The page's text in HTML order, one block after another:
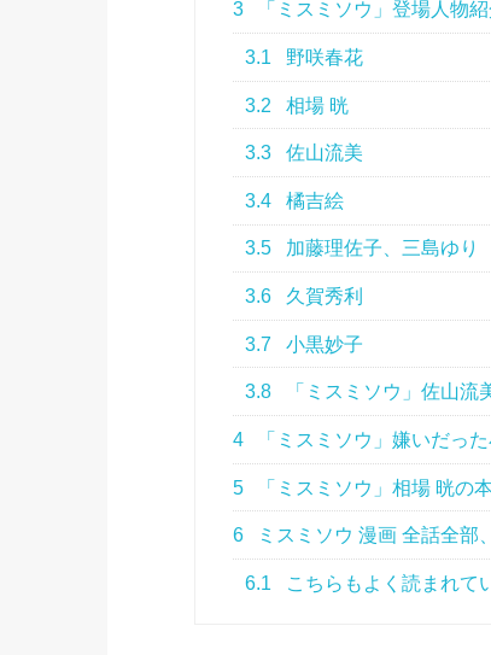
3 「ミスミソウ」登場人物
3.1 野咲春花
3.2 相場 晄
3.3 佐山流美
3.4 橘吉絵
3.5 加藤理佐子、三島ゆり
3.6 久賀秀利
3.7 小黒妙子
3.8 「ミスミソウ」佐山流
4 「ミスミソウ」嫌いだっ
5 「ミスミソウ」相場 晄の
6 ミスミソウ 漫画 全話全部
6.1 こちらもよく読まれて